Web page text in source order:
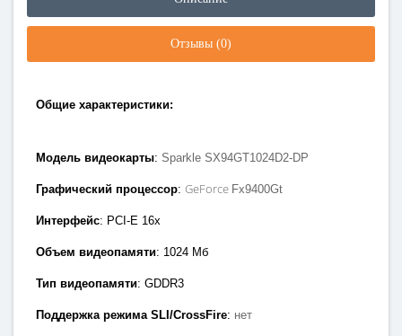
Отзывы (0)
Общие характеристики:
Модель видеокарты: Sparkle SX94GT1024D2-DP
Графический процессор: GeForce Fx9400Gt
Интерфейс: PCI-E 16x
Объем видеопамяти: 1024 Мб
Тип видеопамяти: GDDR3
Поддержка режима SLI/CrossFire: нет